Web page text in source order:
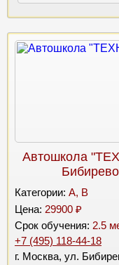
Автошкола
Бибирево
Категории: A, B
Цена: 29900 ₽
Срок обучения: 2.5
+7 (495) 118-44-18
г. Москва, ул.